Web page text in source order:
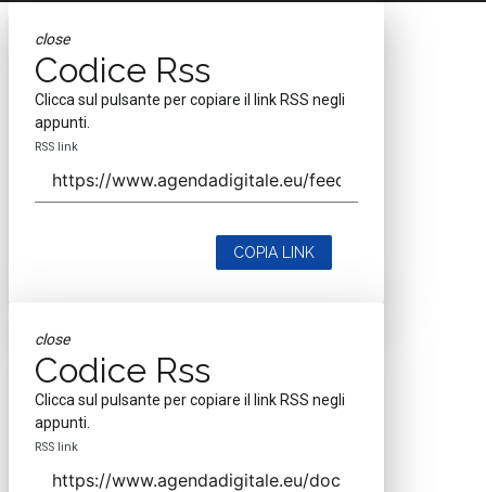
close
Codice Rss
Clicca sul pulsante per copiare il link RSS negli
appunti.
RSS link
COPIA LINK
close
Codice Rss
Clicca sul pulsante per copiare il link RSS negli
appunti.
RSS link